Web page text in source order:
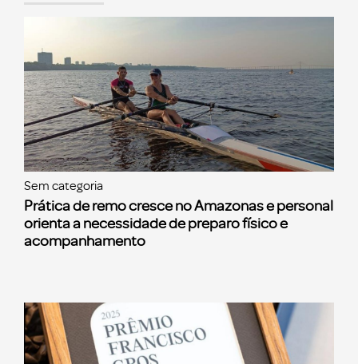
Sem categoria
Prática de remo cresce no Amazonas e personal
orienta a necessidade de preparo físico e
acompanhamento